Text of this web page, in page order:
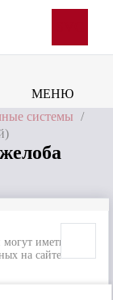
МЕНЮ
системы /
иметь
на сайте